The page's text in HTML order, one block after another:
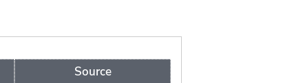
Source